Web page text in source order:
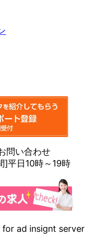
問い合わせ
平日10時～19時
ad insignt server